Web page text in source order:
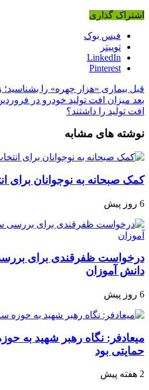
اشتراک گذاری
فیس بوک
توییتر
LinkedIn
Pinterest
قبل بیماری «هزار چهره‌» را
بعد میزان افت تولید خودرو در
افت تولید را داشتند؟
نوشته های مشابه
کمک صبحانه به نوجوانان برای
6 روز پیش
درخواست ظفرقندی برای
دانش آموزان
6 روز پیش
میعادفر: نگاه رهبر شهید به
حمایتی بود
2 هفته پیش